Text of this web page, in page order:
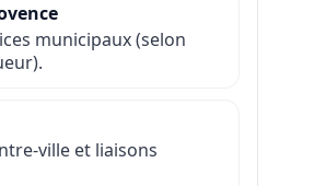
municipaux (selon
ville et liaisons